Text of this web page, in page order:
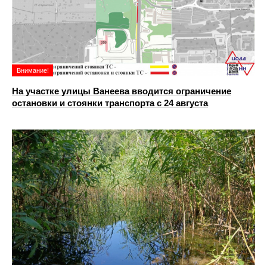
Внимание!
На участке улицы Ванеева вводится ограничение
остановки и стоянки транспорта с 24 августа